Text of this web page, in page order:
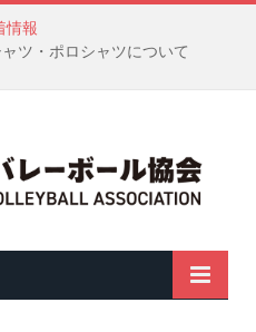
情報
ツ・ポロシャツについて